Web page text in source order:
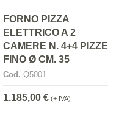
FORNO PIZZA
ELETTRICO A 2
CAMERE N. 4+4 PIZZE
FINO Ø CM. 35
Cod. Q5001
1.185,00 € (+ IVA)